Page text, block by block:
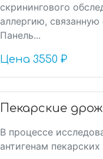
скринингового
аллергию,
Панель...
Цена 3550 ₽
Пекарские
В процессе
антигенам